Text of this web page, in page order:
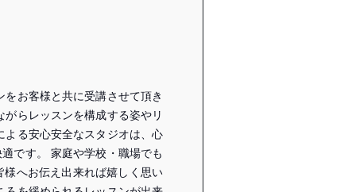
お客様と共に受講させて頂き
らレッスンを構成する姿やリ
よる安心安全なスタジオは、心
です。 家庭や学校・職場でも
へお伝え出来れば嬉しく思い